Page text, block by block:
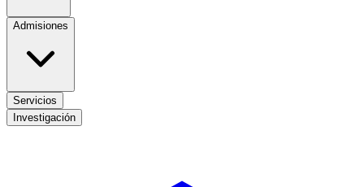
Admisiones
Servicios
Investigación